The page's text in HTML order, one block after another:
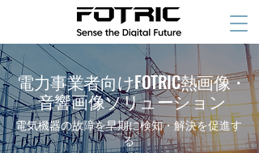
電力事業者向けFOTRIC熱画像・
音響画像ソリューション
電気機器の故障を早期に検知・解決を促進す
る